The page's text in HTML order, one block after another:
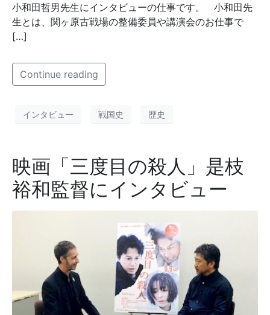
小和田哲男先生にインタビューの仕事です。 小和田先
生とは、関ヶ原古戦場の整備委員や講演会のお仕事で
[…]
Continue reading
インタビュー 戦国史 歴史
映画「三度目の殺人」是枝
裕和監督にインタビュー